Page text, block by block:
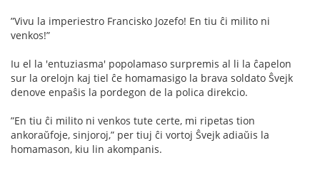
”Vivu la imperiestro Francisko Jozefo! En tiu ĉi milito ni
venkos!”
Iu el la 'entuziasma' popolamaso surpremis al li la ĉapelon
sur la orelojn kaj tiel ĉe homamasigo la brava soldato Ŝvejk
denove enpaŝis la pordegon de la polica direkcio.
”En tiu ĉi milito ni venkos tute certe, mi ripetas tion
ankoraŭfoje, sinjoroj,” per tiuj ĉi vortoj Ŝvejk adiaŭis la
homamason, kiu lin akompanis.